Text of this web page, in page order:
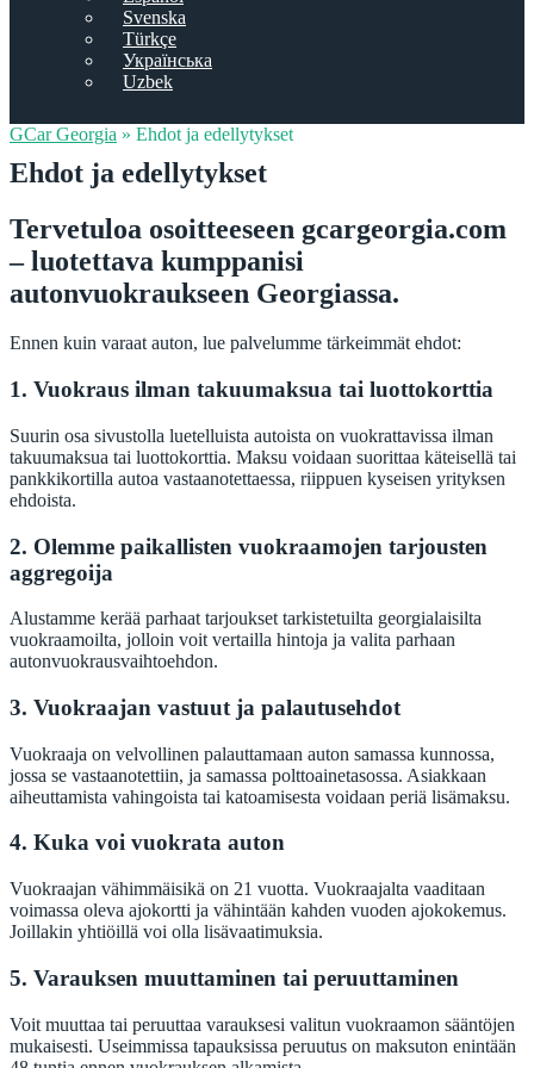
Svenska
Türkçe
Українська
Uzbek
GCar Georgia » Ehdot ja edellytykset
Ehdot ja edellytykset
Tervetuloa osoitteeseen gcargeorgia.com
– luotettava kumppanisi
autonvuokraukseen Georgiassa.
Ennen kuin varaat auton, lue palvelumme tärkeimmät ehdot:
1. Vuokraus ilman takuumaksua tai luottokorttia
Suurin osa sivustolla luetelluista autoista on vuokrattavissa ilman
takuumaksua tai luottokorttia. Maksu voidaan suorittaa käteisellä tai
pankkikortilla autoa vastaanotettaessa, riippuen kyseisen yrityksen
ehdoista.
2. Olemme paikallisten vuokraamojen tarjousten
aggregoija
Alustamme kerää parhaat tarjoukset tarkistetuilta georgialaisilta
vuokraamoilta, jolloin voit vertailla hintoja ja valita parhaan
autonvuokrausvaihtoehdon.
3. Vuokraajan vastuut ja palautusehdot
Vuokraaja on velvollinen palauttamaan auton samassa kunnossa,
jossa se vastaanotettiin, ja samassa polttoainetasossa. Asiakkaan
aiheuttamista vahingoista tai katoamisesta voidaan periä lisämaksu.
4. Kuka voi vuokrata auton
Vuokraajan vähimmäisikä on 21 vuotta. Vuokraajalta vaaditaan
voimassa oleva ajokortti ja vähintään kahden vuoden ajokokemus.
Joillakin yhtiöillä voi olla lisävaatimuksia.
5. Varauksen muuttaminen tai peruuttaminen
Voit muuttaa tai peruuttaa varauksesi valitun vuokraamon sääntöjen
mukaisesti. Useimmissa tapauksissa peruutus on maksuton enintään